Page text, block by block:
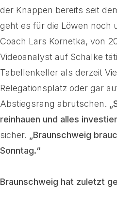
der Knappen bereits seit
geht es für die Löwen noch
Coach Lars Kornetka, von
Videoanalyst auf Schalke
Tabellenkeller als derzeit
Relegationsplatz oder gar
Abstiegsrang abrutschen.
reinhauen und alles
sicher.
„Braunschweig
Sonntag.“
Braunschweig hat zuletzt